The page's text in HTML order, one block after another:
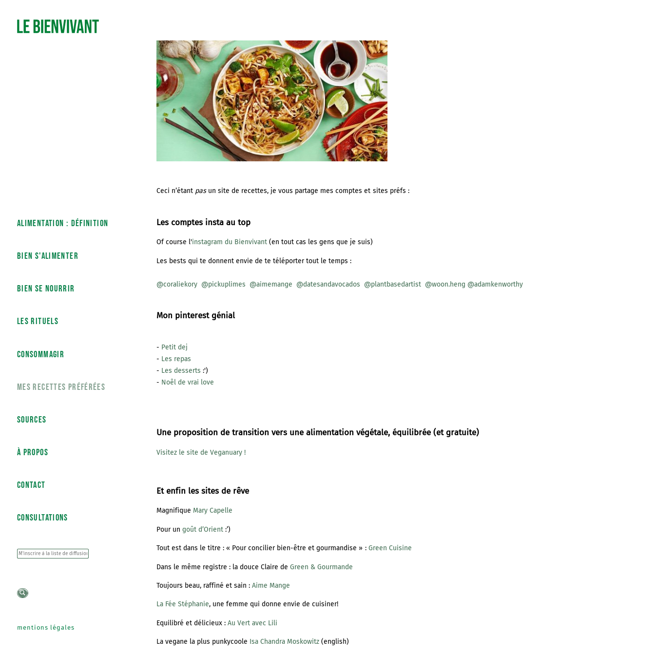
Alimentation : définition
bien s'alimenter
bien se nourrir
les rituels
consommagir
Mes recettes préférées
sources
À PROPOS
CONTACT
CONSULTATIONS
mentions légales
Ceci n’étant pasun site de recettes, je vous partage mes comptes et sites préfs :
Les comptes insta au top
Of course l'instagram du Bienvivant (en tout cas les gens que je suis)
Les bests qui te donnent envie de te téléporter tout le temps :
@coraliekory @pickuplimes @aimemange @datesandavocados @plantbasedartist @woon.heng @adamkenworthy
Mon pinterest génial
- Petit dej
- Les repas
- Les desserts :')
- Noêl de vrai love
Une proposition de transition vers une alimentation végétale, équilibrée (et gratuite)
Visitez le site de Veganuary !
Et enfin les sites de rêve
Magnifique Mary Capelle
Pour un goût d’Orient:’)
Tout est dans le titre : « Pour concilier bien-être et gourmandise » : Green Cuisine
Dans le même registre : la douce Claire deGreen & Gourmande
Toujours beau, raffiné et sain :Aime Mange
La Fée Stéphanie, une femme qui donne envie de cuisiner!
Equilibré et délicieux : Au Vert avec Lili
La vegane la plus punkycoole Isa Chandra Moskowitz (english)